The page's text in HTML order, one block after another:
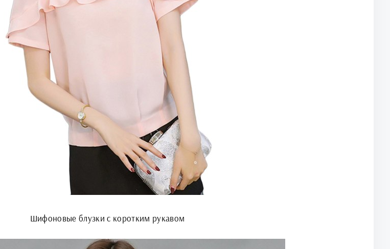
Шифоновые блузки с коротким рукавом